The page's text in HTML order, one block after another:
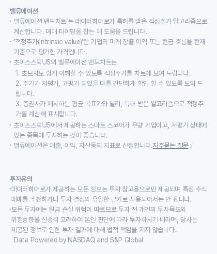
밸류에이션
밸류에이션 밴드차트'는 데이터히어로가 특허를 받은 적정주가 알고리즘으로
계산합니다. 매매 타이밍을 잡는 데 도움을 드립니다.
‘적정주가(intrinsic value)’란 기업의 미래 창출 이익 또는 현금 흐름을 현재
기준으로 평가한 가격입니다.
초이스스탁US의 밸류에이션 밴드차트는
1. 초보자도 쉽게 이해할 수 있도록 적정주가를 차트에 보여 드립니다.
2. 주가가 저평가, 고평가 되었을 때를 간단하게 확인 할 수 있도록 도와 드
립니다.
3. 증권사가 제시하는 평균 목표가와 달리, 특허 받은 알고리즘으로 적정주
가를 계산해 표시합니다.
초이스스탁US에서 제공하는 스마트 스코어가 우량 기업이고, 저평가 상태에
있는 종목에 투자하는 것이 좋습니다.
밸류에이션은 매출, 이익, 자산등의 지표로 산정합니다.자주묻는 질문
투자유의
데이터히어로가 제공하는 모든 정보는 투자 참고용으로만 제공되며 특정 주식
매매를 추천하거나 투자 결정의 유일한 근거로 사용되어서는 안 됩니다.
모든 투자에는 원금 손실 위험이 따르므로 투자 전 개인의 투자목표와
위험성향을 신중히 고려하여 본인 판단에 따라 투자하시기 바라며, 당사는
제공된 정보로 인한 투자 결과에 대해 법적 책임을 지지 않습니다.
Data Powered by NASDAQ and S&P Global